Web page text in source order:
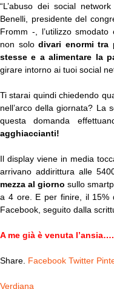
“L’abuso dei social
Benelli, presidente del
Fromm -, l’utilizzo
non solodivari enormi tra
stesse e a alimentare la
girare intorno ai tuoi social
Ti starai quindi chiedendo
nell’arco della giornata? La
questa domanda
agghiaccianti!
Il display viene in media
arrivano addirittura alle
mezza al giorno sullo
a 4 ore. E per finire, il 15%
Facebook, seguito dalla
A me già è venuta l’ansia….
Share. Facebook Twitter
Verdiana